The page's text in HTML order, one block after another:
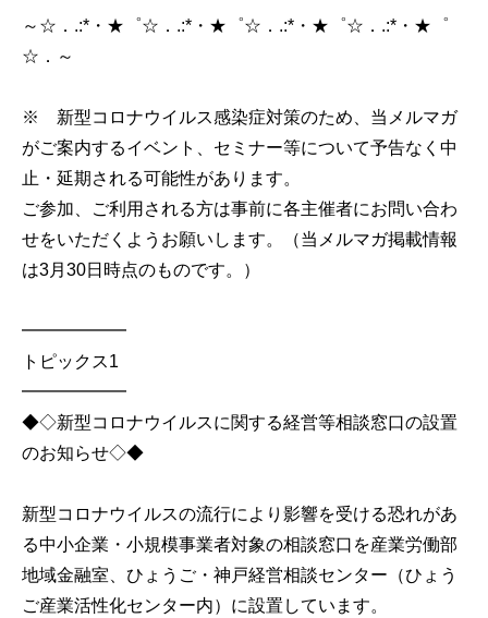
～☆．.:*・★゜☆．.:*・★゜☆．.:*・★゜☆．.:*・★゜
☆．～
※ 新型コロナウイルス感染症対策のため、当メルマガ
がご案内するイベント、セミナー等について予告なく中
止・延期される可能性があります。
ご参加、ご利用される方は事前に各主催者にお問い合わ
せをいただくようお願いします。（当メルマガ掲載情報
は3月30日時点のものです。）
━━━━━━
トピックス1
━━━━━━
◆◇新型コロナウイルスに関する経営等相談窓口の設置
のお知らせ◇◆
新型コロナウイルスの流行により影響を受ける恐れがあ
る中小企業・小規模事業者対象の相談窓口を産業労働部
地域金融室、ひょうご・神戸経営相談センター（ひょう
ご産業活性化センター内）に設置しています。